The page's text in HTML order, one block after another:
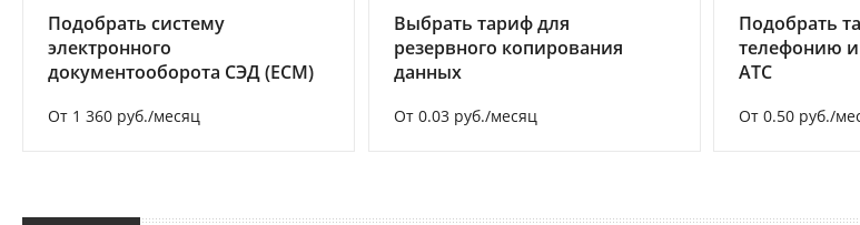
Подобрать систему
электронного
документооборота СЭД (ECM)
От 1 360 руб./месяц
Выбрать тариф для
резервного копирования
данных
От 0.03 руб./месяц
Подобрать
телефонию
АТС
От 0.50 руб./